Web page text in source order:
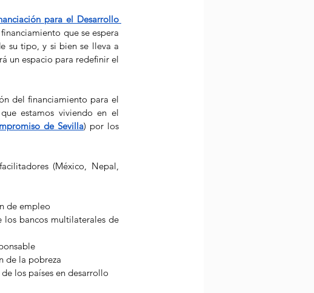
para el Desarrollo
que se espera
su tipo, y si bien se lleva a
un espacio para redefinir el
del financiamiento para el
estamos viviendo en el
de Sevilla) por los
(México, Nepal,
de empleo
bancos multilaterales de
de la pobreza
los países en desarrollo